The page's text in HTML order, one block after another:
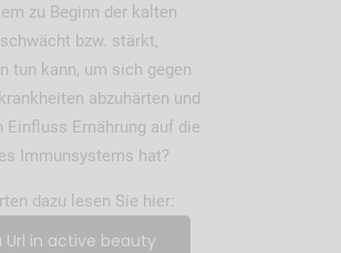
zu Beginn der kalten
bzw. stärkt,
tun kann, um sich gegen
abzuhärten und
Einfluss Ernährung auf die
Immunsystems hat?
dazu lesen Sie hier:
Url in active beauty